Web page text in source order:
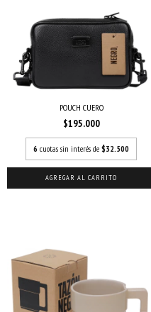
POUCH CUERO
$195.000
6 cuotas sin interés de $32.500